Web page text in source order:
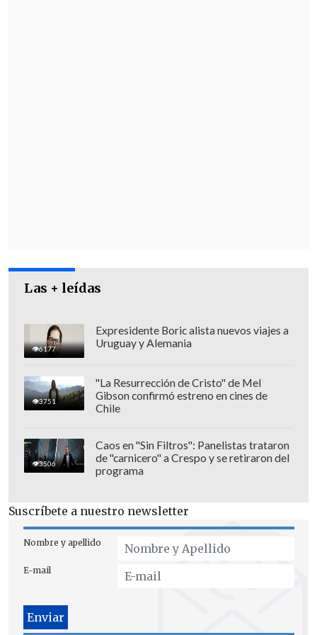
El esperado filme, que marcará el inicio
de la era Gunn-Safran en DC Studios,
llegará a los cines el próximo 10 julio.
Las + leídas
6177
Expresidente Boric alista nuevos viajes a
Uruguay y Alemania
3751
"La Resurrección de Cristo" de Mel
Gibson confirmó estreno en cines de
Chile
3506
Caos en "Sin Filtros": Panelistas trataron
de "carnicero" a Crespo y se retiraron del
programa
Suscríbete a nuestro newsletter
Nombre y apellido
E-mail